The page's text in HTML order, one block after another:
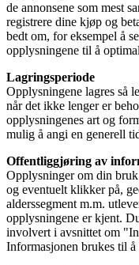
de annonsene som mest
registrere dine kjøp og
bedt om, for eksempel å
opplysningene til å
Lagringsperiode
Opplysningene lagres så
når det ikke lenger er
opplysningenes art og
mulig å angi en generell
Offentliggjøring av
Opplysninger om din
og eventuelt klikker på,
alderssegment m.m.
opplysningene er kjent.
involvert i avsnittet om
Informasjonen brukes til å